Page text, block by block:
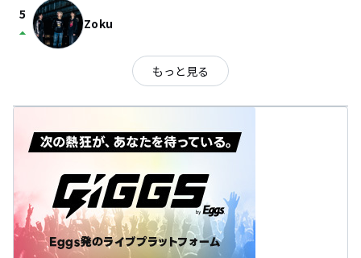
5
arrow_drop_up Zoku
もっと見る